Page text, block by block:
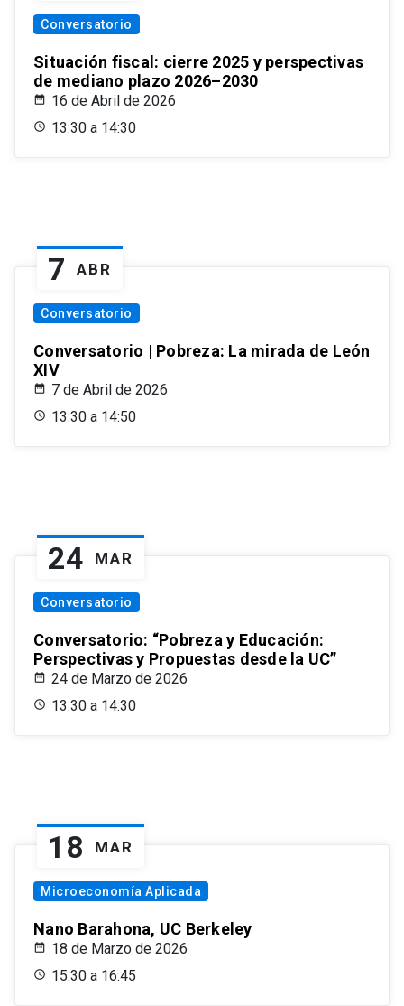
Conversatorio
Situación fiscal: cierre 2025 y perspectivas
de mediano plazo 2026–2030
16 de Abril de 2026
13:30 a 14:30
7 ABR
Conversatorio
Conversatorio | Pobreza: La mirada de León
XIV
7 de Abril de 2026
13:30 a 14:50
24 MAR
Conversatorio
Conversatorio: “Pobreza y Educación:
Perspectivas y Propuestas desde la UC”
24 de Marzo de 2026
13:30 a 14:30
18 MAR
Microeconomía Aplicada
Nano Barahona, UC Berkeley
18 de Marzo de 2026
15:30 a 16:45